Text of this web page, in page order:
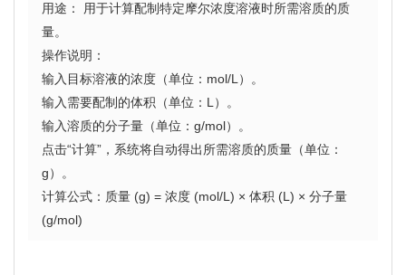
用途： 用于计算配制特定摩尔浓度溶液时所需溶质的质
量。
操作说明：
输入目标溶液的浓度（单位：mol/L）。
输入需要配制的体积（单位：L）。
输入溶质的分子量（单位：g/mol）。
点击“计算”，系统将自动得出所需溶质的质量（单位：
g）。
计算公式：质量 (g) = 浓度 (mol/L) × 体积 (L) × 分子量
(g/mol)